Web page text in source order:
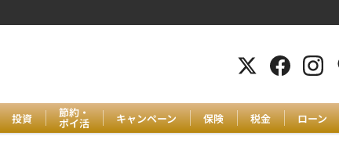
投資 節約・
ポイ活 キャンペーン 保険 税金 ローン